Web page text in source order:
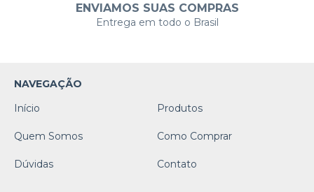
ENVIAMOS SUAS COMPRAS
Entrega em todo o Brasil
NAVEGAÇÃO
Início
Produtos
Quem Somos Como Comprar
Dúvidas Contato